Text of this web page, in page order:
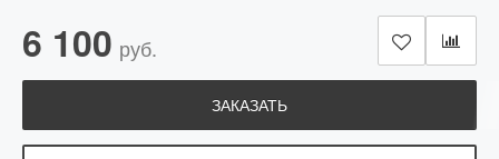
6 100 руб.
ЗАКАЗАТЬ